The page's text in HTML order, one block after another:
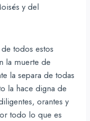
y del
todos estos
la muerte de
la separa de todas
la hace digna de
orantes y
todo lo que es